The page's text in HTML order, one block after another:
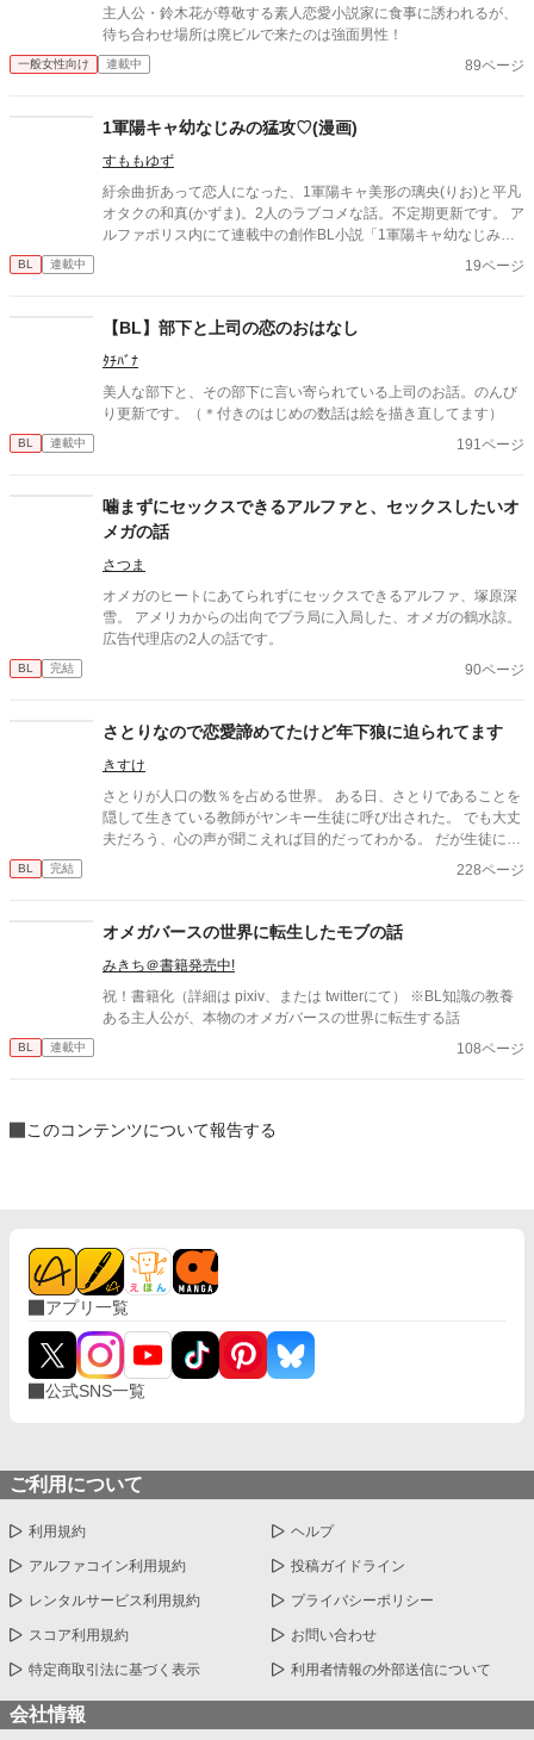
主人公・鈴木花が尊敬する素人恋愛小説家に食事に誘われるが、
待ち合わせ場所は廃ビルで来たのは強面男性！
一般女性向け 連載中 89ページ
1軍陽キャ幼なじみの猛攻♡(漫画)
すももゆず
紆余曲折あって恋人になった、1軍陽キャ美形の璃央(りお)と平凡
オタクの和真(かずま)。2人のラブコメな話。不定期更新です。 ア
ルファポリス内にて連載中の創作BL小説「1軍陽キャ幼なじみの
猛攻♡」の番外編的な単発漫画とイラストです。本編の内容はあ
BL 連載中 19ページ
【BL】部下と上司の恋のおはなし
ﾀﾁﾊﾞﾅ
美人な部下と、その部下に言い寄られている上司のお話。のんび
り更新です。（＊付きのはじめの数話は絵を描き直してます）
BL 連載中 191ページ
噛まずにセックスできるアルファと、セックスしたいオ
メガの話
さつま
オメガのヒートにあてられずにセックスできるアルファ、塚原深
雪。 アメリカからの出向でプラ局に入局した、オメガの鶴水諒。
広告代理店の2人の話です。
BL 完結 90ページ
さとりなので恋愛諦めてたけど年下狼に迫られてます
きすけ
さとりが人口の数％を占める世界。 ある日、さとりであることを
隠して生きている教師がヤンキー生徒に呼び出された。 でも大丈
夫だろう、心の声が聞こえれば目的だってわかる。 だが生徒に近
づいたとき、聞こえてきたのは言葉と同じ「好き」という気持ち
BL 完結 228ページ
オメガバースの世界に転生したモブの話
みきち＠書籍発売中!
祝！書籍化（詳細は pixiv、または twitterにて） ※BL知識の教養
ある主人公が、本物のオメガバースの世界に転生する話
BL 連載中 108ページ
このコンテンツについて報告する
アプリ一覧
公式SNS一覧
ご利用について
利用規約 ヘルプ
アルファコイン利用規約 投稿ガイドライン
レンタルサービス利用規約 プライバシーポリシー
スコア利用規約 お問い合わせ
特定商取引法に基づく表示 利用者情報の外部送信について
会社情報